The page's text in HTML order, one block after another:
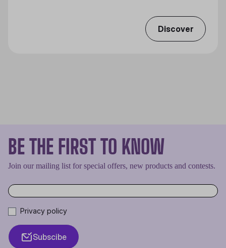
Discover
BE THE FIRST TO KNOW
Join our mailing list for special offers, new products and contests.
Privacy policy
Subscibe